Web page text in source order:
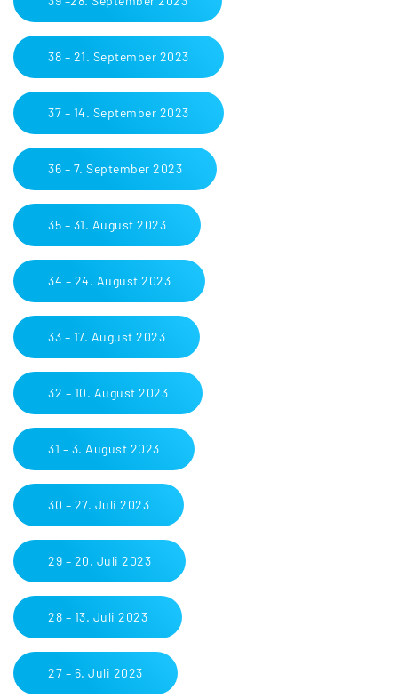
38 – 21. September 2023
37 – 14. September 2023
36 – 7. September 2023
35 – 31. August 2023
34 – 24. August 2023
33 – 17. August 2023
32 – 10. August 2023
31 – 3. August 2023
30 – 27. Juli 2023
29 – 20. Juli 2023
28 – 13. Juli 2023
27 – 6. Juli 2023